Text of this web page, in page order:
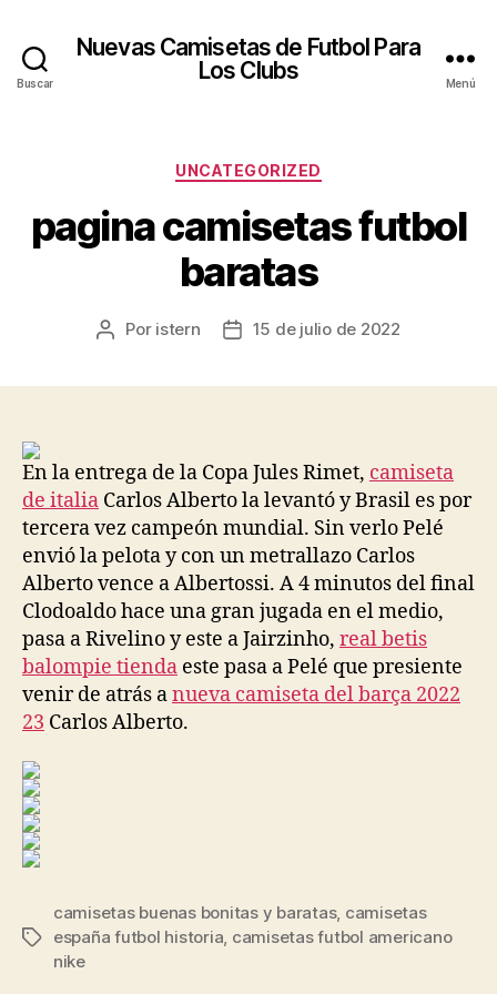
Buscar
Nuevas Camisetas de Futbol Para
Los Clubs
Menú
Categorías
UNCATEGORIZED
pagina camisetas futbol
baratas
Autor
Por istern
Fecha15 de julio de 2022
En la entrega de la Copa Jules Rimet, camiseta
de italia Carlos Alberto la levantó y Brasil es por
tercera vez campeón mundial. Sin verlo Pelé
envió la pelota y con un metrallazo Carlos
Alberto vence a Albertossi. A 4 minutos del final
Clodoaldo hace una gran jugada en el medio,
pasa a Rivelino y este a Jairzinho, real betis
balompie tienda este pasa a Pelé que presiente
venir de atrás anueva camiseta del barça 2022
23 Carlos Alberto.
Etiquetas
camisetas buenas bonitas y baratas, camisetas
españa futbol historia, camisetas futbol americano
nike